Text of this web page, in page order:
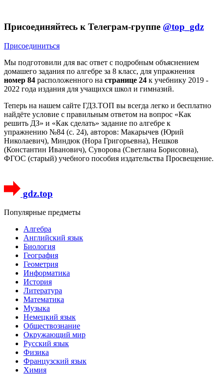
Присоединяйтесь к Телеграм-группе @top_gdz
Присоединиться
Мы подготовили для вас ответ c подробным объяснением
домашего задания по алгебре за 8 класс, для упражнения
номер 84 расположенного на странице 24 к учебнику 2019 -
2022 года издания для учащихся школ и гимназий.
Теперь на нашем сайте ГДЗ.ТОП вы всегда легко и бесплатно
найдёте условие с правильным ответом на вопрос «Как
решить ДЗ» и «Как сделать» задание по алгебре к
упражнению №84 (с. 24), авторов: Макарычев (Юрий
Николаевич), Миндюк (Нора Григорьевна), Нешков
(Константин Иванович), Суворова (Светлана Борисовна),
ФГОС (старый) учебного пособия издательства Просвещение.
gdz.top
Популярные предметы
Алгебра
Английский язык
Биология
География
Геометрия
Информатика
История
Литература
Математика
Музыка
Немецкий язык
Обществознание
Окружающий мир
Русский язык
Физика
Французский язык
Химия